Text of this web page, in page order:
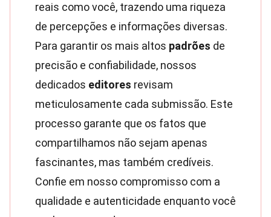
reais como você, trazendo uma riqueza
de percepções e informações diversas.
Para garantir os mais altos padrões de
precisão e confiabilidade, nossos
dedicados editores revisam
meticulosamente cada submissão. Este
processo garante que os fatos que
compartilhamos não sejam apenas
fascinantes, mas também credíveis.
Confie em nosso compromisso com a
qualidade e autenticidade enquanto você